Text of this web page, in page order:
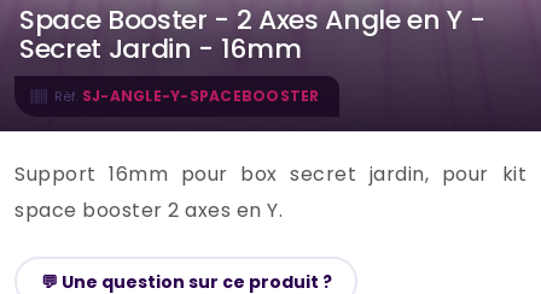
Space Booster - 2 Axes Angle en Y -
Secret Jardin - 16mm
Réf. SJ-ANGLE-Y-SPACEBOOSTER
Support 16mm pour box secret jardin, pour kit
space booster 2 axes en Y.
💬 Une question sur ce produit ?